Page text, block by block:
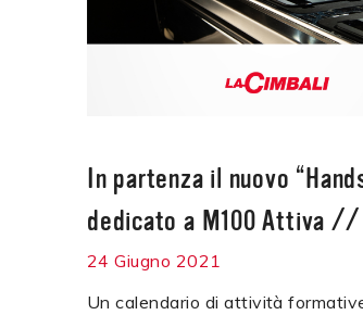
In partenza il nuovo
dedicato a M100 Attiva //
24 Giugno 2021
Un calendario di attività